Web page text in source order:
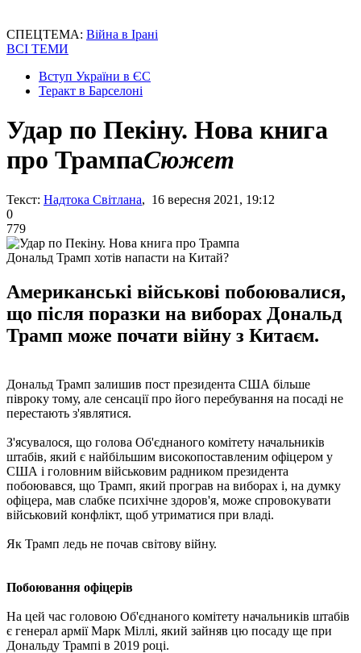
СПЕЦТЕМА: Війна в Ірані
ВСІ ТЕМИ
Вступ України в ЄС
Теракт в Барселоні
Удар по Пекіну. Нова книга
про ТрампаСюжет
Текст: Надтока Світлана, 16 вересня 2021, 19:12
0
779
Дональд Трамп хотів напасти на Китай?
Американські військові побоювалися,
що після поразки на виборах Дональд
Трамп може почати війну з Китаєм.
Дональд Трамп залишив пост президента США більше
півроку тому, але сенсації про його перебування на посаді не
перестають з'являтися.
З'ясувалося, що голова Об'єднаного комітету начальників
штабів, який є найбільшим високопоставленим офіцером у
США і головним військовим радником президента
побоювався, що Трамп, який програв на виборах і, на думку
офіцера, мав слабке психічне здоров'я, може спровокувати
військовий конфлікт, щоб утриматися при владі.
Як Трамп ледь не почав світову війну.
Побоювання офіцерів
На цей час головою Об'єднаного комітету начальників штабів
є генерал армії Марк Міллі, який зайняв цю посаду ще при
Дональду Трампі в 2019 році.